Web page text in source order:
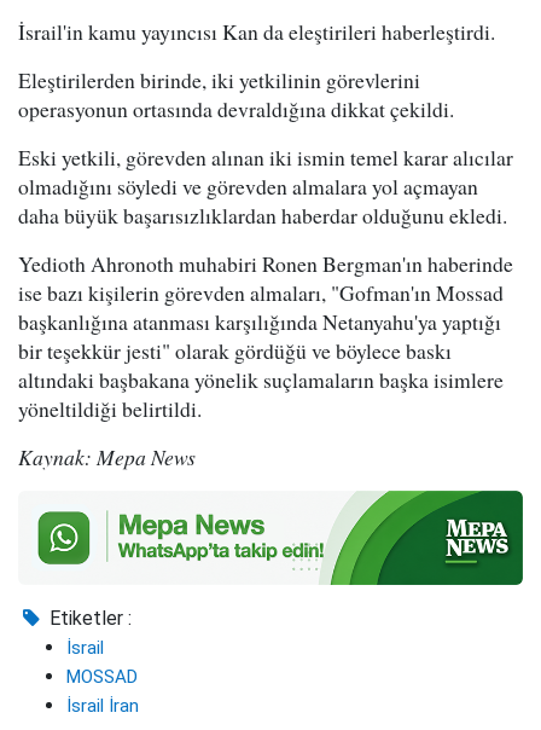
İsrail'in kamu yayıncısı Kan da eleştirileri haberleştirdi.
Eleştirilerden birinde, iki yetkilinin görevlerini
operasyonun ortasında devraldığına dikkat çekildi.
Eski yetkili, görevden alınan iki ismin temel karar alıcılar
olmadığını söyledi ve görevden almalara yol açmayan
daha büyük başarısızlıklardan haberdar olduğunu ekledi.
Yedioth Ahronoth muhabiri Ronen Bergman'ın haberinde
ise bazı kişilerin görevden almaları, "Gofman'ın Mossad
başkanlığına atanması karşılığında Netanyahu'ya yaptığı
bir teşekkür jesti" olarak gördüğü ve böylece baskı
altındaki başbakana yönelik suçlamaların başka isimlere
yöneltildiği belirtildi.
Kaynak: Mepa News
Etiketler :
İsrail
MOSSAD
İsrail İran